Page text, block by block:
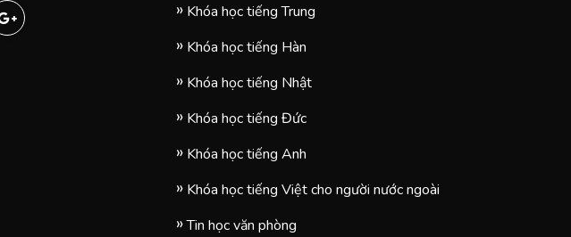
Khóa học tiếng Trung
Khóa học tiếng Hàn
Khóa học tiếng Nhật
Khóa học tiếng Đức
Khóa học tiếng Anh
Khóa học tiếng Việt cho người nước ngoài
Tin học văn phòng